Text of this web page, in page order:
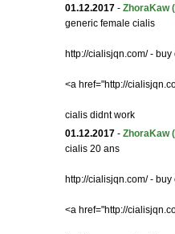
01.12.2017 - ZhoraKaw
generic female cialis
http://cialisjqn.com/ -
<a href="http://
cialis didnt work
01.12.2017 - ZhoraKaw
cialis 20 ans
http://cialisjqn.com/ - buy
<a href="http://